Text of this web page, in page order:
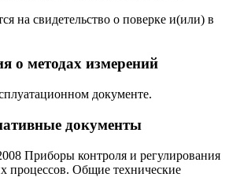
на свидетельство о поверке и(или) в
о методах измерений
документе.
документы
Приборы контроля и регулирования
процессов. Общие технические